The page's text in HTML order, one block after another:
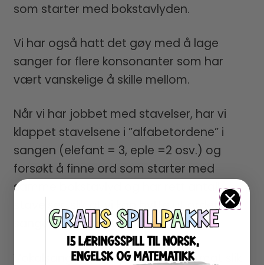
som starter med bokstavlyden.
Vi har også hatt det gøy med å lage
sanger for flere konsonanter som har
vært vanskelige å skille mellom.
Når vi har jobbet med stavelser, har vi
klappet stavelsene i ”alfabetordene” i
sangen (elefant = 3, eple =2 osv.) og
forsøkt å finne ord som starter med
samme bokstavlyd og har rett antall
stavelser, slik at vi kan bytte ut ordene i
sangen med andre ”alfabetord”.
Vokalsangene bør printes i A3 format slik